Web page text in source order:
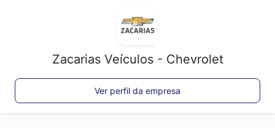
Zacarias Veículos - Chevrolet
Ver perfil da empresa